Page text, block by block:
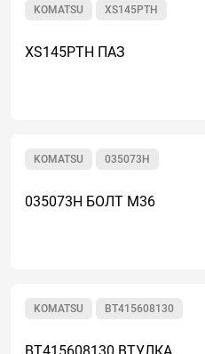
XS145PTH
KOMATSU
XS145PTH ПАЗ
035073H
KOMATSU
035073H БОЛТ M36
BT415608130
KOMATSU